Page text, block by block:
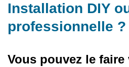
Installation DIY
professionnelle ?
Vous pouvez le faire